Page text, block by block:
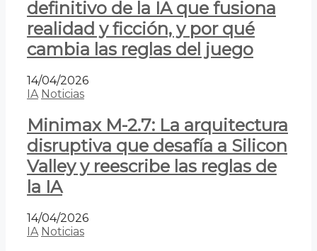
definitivo de la IA que fusiona
realidad y ficción, y por qué
cambia las reglas del juego
14/04/2026
IA Noticias
Minimax M-2.7: La arquitectura
disruptiva que desafía a Silicon
Valley y reescribe las reglas de
la IA
14/04/2026
IA Noticias